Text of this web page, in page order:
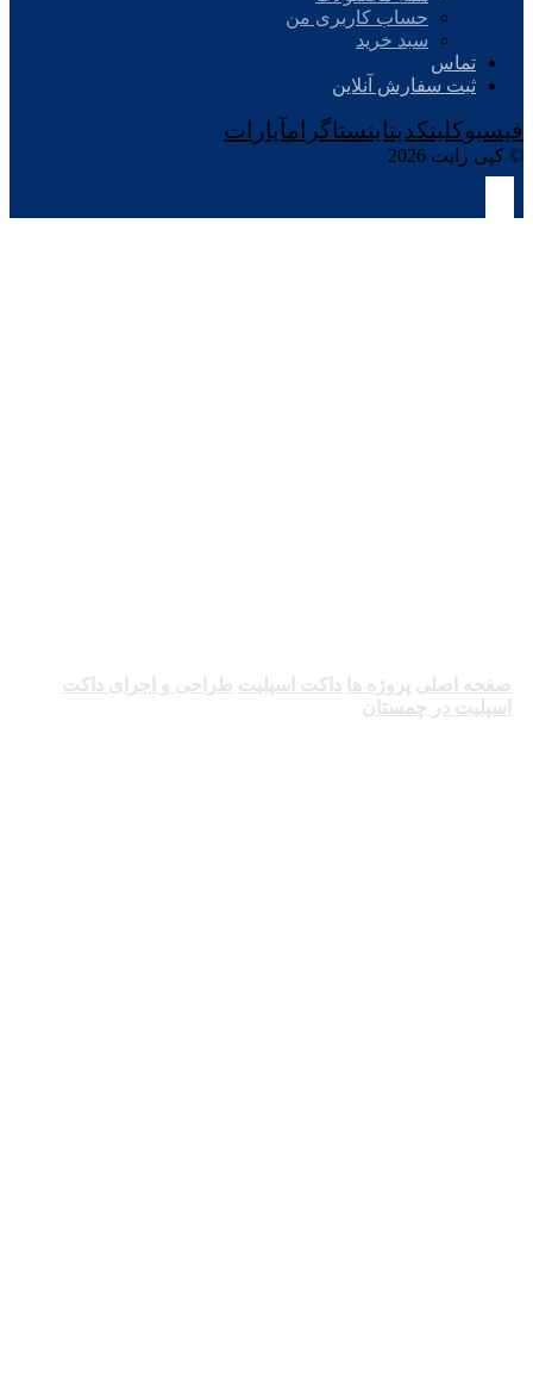
حساب کاربری من
سبد خرید
تماس
ثبت سفارش آنلاین
فیسبوکلینکدیناینستاگرامآپارات
© کپی رایت 2026
صفحه اصلی پروژه ها داکت اسپلیت طراحی و اجرای داکت
اسپلیت در چمستان